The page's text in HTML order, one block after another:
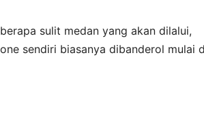
sulit medan yang akan dilalui,
sendiri biasanya dibanderol mulai